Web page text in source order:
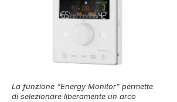
La funzione “Energy Monitor” permette
di selezionare liberamente un arco